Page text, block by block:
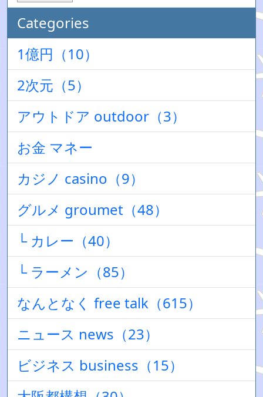
Categories
1億円（10）
2次元（5）
アウトドア outdoor（3）
お金 マネー
カジノ casino（9）
グルメ groumet（48）
└ カレー（40）
└ ラーメン（85）
なんとなく free talk（615）
ニュース news（23）
ビジネス business（15）